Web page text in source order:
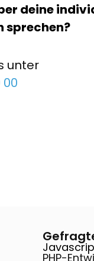
deine
sprechen?
unter
00
PHP-